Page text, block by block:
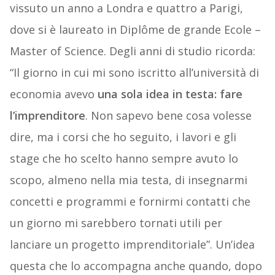
vissuto un anno a Londra e quattro a Parigi,
dove si è laureato in Diplôme de grande Ecole –
Master of Science. Degli anni di studio ricorda:
“Il giorno in cui mi sono iscritto all’università di
economia avevo una sola idea in testa: fare
l’imprenditore. Non sapevo bene cosa volesse
dire, ma i corsi che ho seguito, i lavori e gli
stage che ho scelto hanno sempre avuto lo
scopo, almeno nella mia testa, di insegnarmi
concetti e programmi e fornirmi contatti che
un giorno mi sarebbero tornati utili per
lanciare un progetto imprenditoriale”. Un’idea
questa che lo accompagna anche quando, dopo